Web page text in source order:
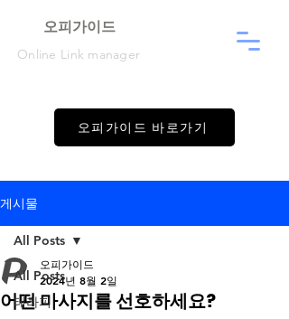
​오피가이드
Online Link manager
오피가이드 바로가기
게시물
All Posts
테라피
All Posts
어떤 마사지를 선호하세요?
오피가이드
2024년 8월 2일